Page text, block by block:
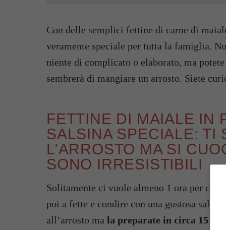
Con delle semplici fettine di carne di
veramente speciale per tutta la famiglia.
niente di complicato o elaborato, ma
sembrerà di mangiare un arrosto. Siete
FETTINE DI MAIALE IN
SALSINA SPECIALE: TI
L’ARROSTO MA SI
SONO IRRESISTIBILI
Solitamente ci vuole almeno 1 ora per
poi a fette e condire con una gustosa
all’arrosto ma la preparate in circa 15